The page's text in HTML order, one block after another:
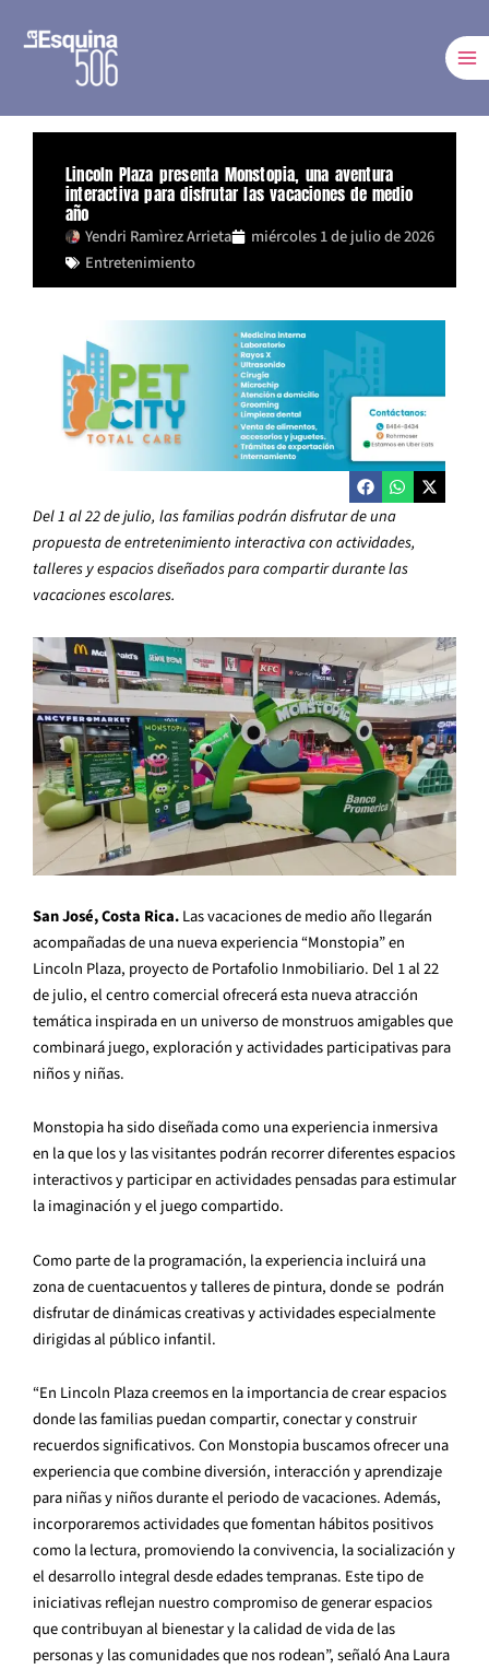
Lincoln Plaza presenta Monstopia, una aventura
interactiva para disfrutar las vacaciones de medio
año
Yendri Ramìrez Arrieta
miércoles 1 de julio de 2026
Entretenimiento
Del 1 al 22 de julio, las familias podrán disfrutar de una
propuesta de entretenimiento interactiva con actividades,
talleres y espacios diseñados para compartir durante las
vacaciones escolares.
San José, Costa Rica.Las vacaciones de medio año llegarán
acompañadas de una nueva experiencia “Monstopia” en
Lincoln Plaza, proyecto de Portafolio Inmobiliario. Del 1 al 22
de julio, el centro comercial ofrecerá esta nueva atracción
temática inspirada en un universo de monstruos amigables que
combinará juego, exploración y actividades participativas para
niños y niñas.
Monstopia ha sido diseñada como una experiencia inmersiva
en la que los y las visitantes podrán recorrer diferentes espacios
interactivos y participar en actividades pensadas para estimular
la imaginación y el juego compartido.
Como parte de la programación, la experiencia incluirá una
zona de cuentacuentos y talleres de pintura, donde se podrán
disfrutar de dinámicas creativas y actividades especialmente
dirigidas al público infantil.
“En Lincoln Plaza creemos en la importancia de crear espacios
donde las familias puedan compartir, conectar y construir
recuerdos significativos. Con Monstopia buscamos ofrecer una
experiencia que combine diversión, interacción y aprendizaje
para niñas y niños durante el periodo de vacaciones. Además,
incorporaremos actividades que fomentan hábitos positivos
como la lectura, promoviendo la convivencia, la socialización y
el desarrollo integral desde edades tempranas. Este tipo de
iniciativas reflejan nuestro compromiso de generar espacios
que contribuyan al bienestar y la calidad de vida de las
personas y las comunidades que nos rodean”, señaló Ana Laura